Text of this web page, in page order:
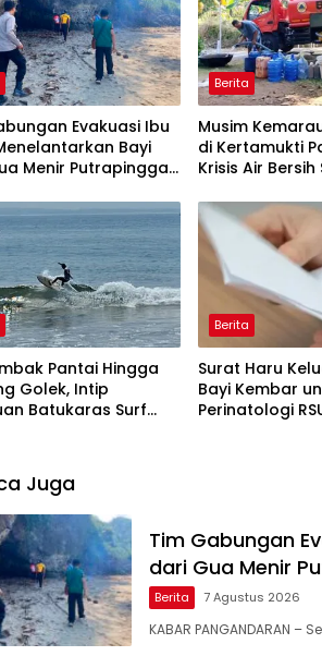
Evakuasi Ibu
Bayi
Menir Putrapinggan
Berita
Musim
di Kertamukti
Krisis Air
Pantai Hingga
Golek, Intip
Batukaras Surf
Berita
Surat Haru
Bayi Kembar
Perinatologi
Juga
Tim Gabungan
dari Gua Menir
Berita 7 Agustus 2026
KABAR PANGANDARAN